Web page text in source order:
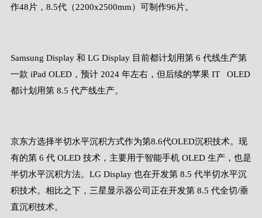
作48片，8.5代（2200x2500mm）可制作96片。
Samsung Display 和 LG Display 目前都计划用第 6 代线生产第
一款 iPad OLED，预计 2024 年左右，但后续的苹果 IT OLED
都计划用第 8.5 代产线生产。
京东方选择半切水平沉积方式作为第8.6代OLED沉积技术。现
有的第 6 代 OLED 技术，主要用于智能手机 OLED 生产，也是
半切水平沉积方法。LG Display 也在开发第 8.5 代半切水平沉
积技术。相比之下，三星显示器公司正在开发第 8.5 代全切/垂
直沉积技术。